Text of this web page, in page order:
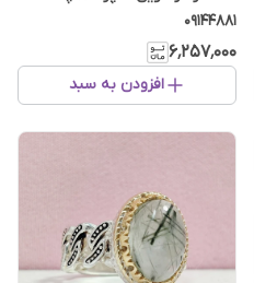
09144881
۶٬۲۵۷٬۰۰۰
افزودن به سبد